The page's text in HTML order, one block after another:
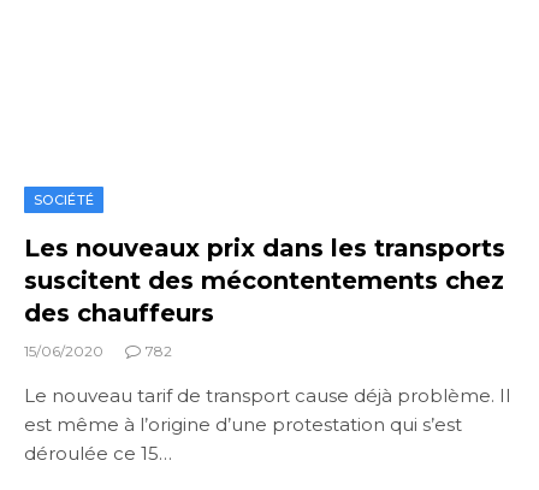
SOCIÉTÉ
Les nouveaux prix dans les transports
suscitent des mécontentements chez
des chauffeurs
15/06/2020 782
Le nouveau tarif de transport cause déjà problème. Il
est même à l’origine d’une protestation qui s’est
déroulée ce 15…